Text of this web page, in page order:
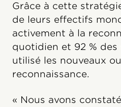
Grâce à cette
de leurs effectifs
activement à la
quotidien et 92 %
utilisé les nouveaux
reconnaissance.
« Nous avons